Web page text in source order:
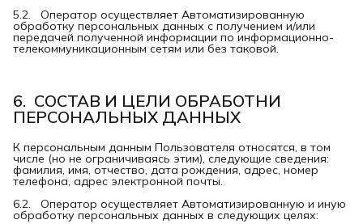
5.2. Оператор осуществляет Автоматизированную
обработку персональных данных с получением и/или
передачей полученной информации по информационно-
телекоммуникационным сетям или без таковой.
6.  СОСТАВ И ЦЕЛИ ОБРАБОТНИ
ПЕРСОНАЛЬНЫХ ДАННЫХ
К персональным данным Пользователя относятся, в том
числе (но не ограничиваясь этим), следующие сведения:
фамилия, имя, отчество, дата рождения, адрес, номер
телефона, адрес электронной почты.
6.2. Оператор осуществляет Автоматизированную и иную
обработку персональных данных в следующих целях: